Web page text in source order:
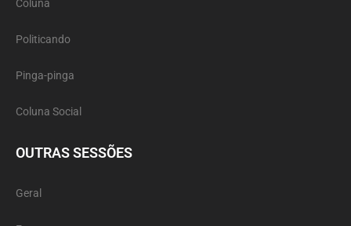
Coluna
Politicando
Pinga-pinga
Coluna Social
OUTRAS SESSÕES
Geral